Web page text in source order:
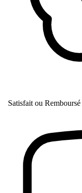
Satisfait ou Remboursé